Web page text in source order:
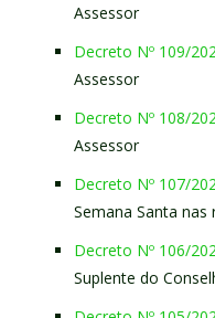
Assessor
Decreto Nº 109/
Assessor
Decreto Nº 108/
Assessor
Decreto Nº 107/
Semana Santa nas
Decreto Nº 106/
Suplente do